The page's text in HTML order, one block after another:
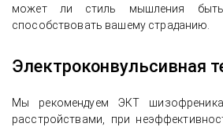
может ли стиль мышления
способствовать вашему страданию.
Электроконвульсивная
Мы рекомендуем ЭКТ
расстройствами, при